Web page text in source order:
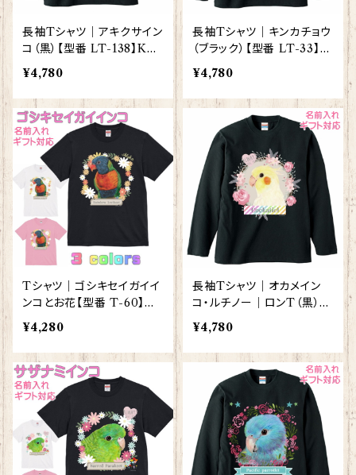
長袖Tシャツ｜アキクサイン
コ（黒）【型番 LT-138】KYA
PIArt きゃぴあーと
¥4,780
長袖Tシャツ｜キンカチョウ
（ブラック）【型番 LT-33】K
YAPIArt きゃぴあーと
¥4,780
Tシャツ｜ゴシキセイガイイ
ンコとお花【型番 T-60】レ
ディース メンズ グッズ
¥4,280
長袖Tシャツ｜オカメイン
コ・ルチノー｜ロンT（黒）
【型番 LT-129】KYAPIArt
きゃぴあーと
¥4,780